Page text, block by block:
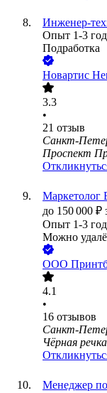
Инженер-
Опыт 1-3
Подработка
Новартис
3.3
•
21 отзыв
Санкт-
Проспект
Маркетолог
до 150 000 ₽
Опыт 1-3
Можно
ООО
4.1
•
16 отзывов
Санкт-
Чёрная речка
Менеджер